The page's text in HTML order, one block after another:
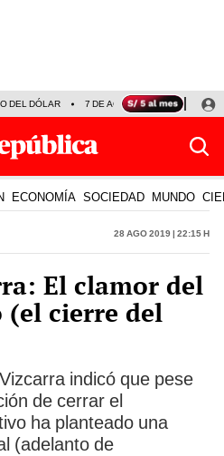
DEL DÓLAR 7 DE AGOSTO OLLANTA
ECONOMÍA SOCIEDAD MUNDO
28 Ago 2019 | 22:15 h
El clamor del
(el cierre del
indicó que pese
de cerrar el
ha planteado una
(adelanto de